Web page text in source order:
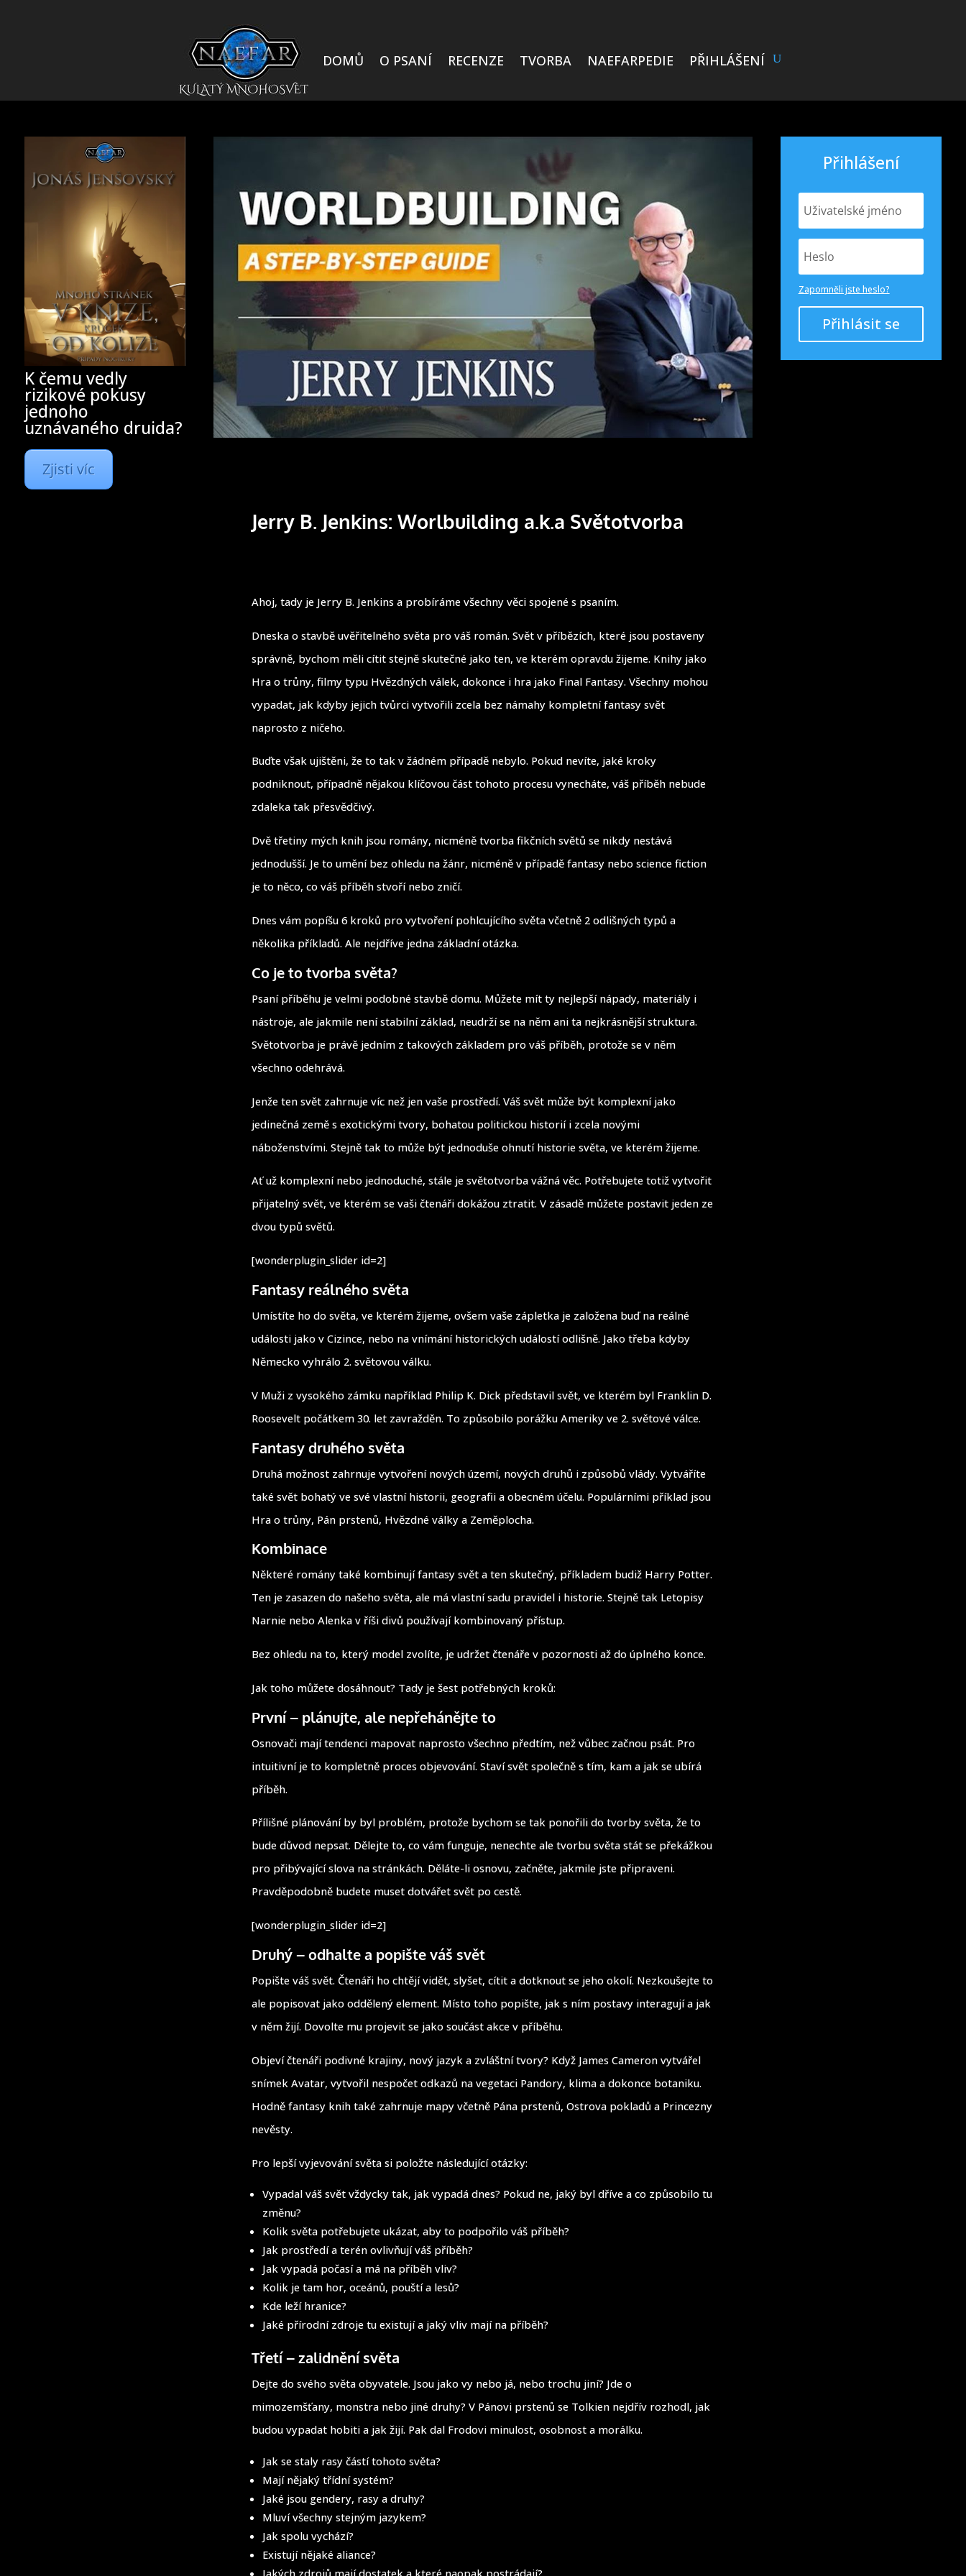
DOMŮ O PSANÍ RECENZE TVORBA NAEFARPEDIE PŘIHLÁŠENÍ
K čemu vedly
rizikové pokusy
jednoho
uznávaného druida?
Zjisti víc
Jerry B. Jenkins: Worlbuilding a.k.a Světotvorba
Ahoj, tady je Jerry B. Jenkins a probíráme všechny věci spojené s psaním.
Dneska o stavbě uvěřitelného světa pro váš román. Svět v příbězích, které jsou postaveny
správně, bychom měli cítit stejně skutečné jako ten, ve kterém opravdu žijeme. Knihy jako
Hra o trůny, filmy typu Hvězdných válek, dokonce i hra jako Final Fantasy. Všechny mohou
vypadat, jak kdyby jejich tvůrci vytvořili zcela bez námahy kompletní fantasy svět
naprosto z ničeho.
Buďte však ujištěni, že to tak v žádném případě nebylo. Pokud nevíte, jaké kroky
podniknout, případně nějakou klíčovou část tohoto procesu vynecháte, váš příběh nebude
zdaleka tak přesvědčivý.
Dvě třetiny mých knih jsou romány, nicméně tvorba fikčních světů se nikdy nestává
jednodušší. Je to umění bez ohledu na žánr, nicméně v případě fantasy nebo science fiction
je to něco, co váš příběh stvoří nebo zničí.
Dnes vám popíšu 6 kroků pro vytvoření pohlcujícího světa včetně 2 odlišných typů a
několika příkladů. Ale nejdříve jedna základní otázka.
Co je to tvorba světa?
Psaní příběhu je velmi podobné stavbě domu. Můžete mít ty nejlepší nápady, materiály i
nástroje, ale jakmile není stabilní základ, neudrží se na něm ani ta nejkrásnější struktura.
Světotvorba je právě jedním z takových základem pro váš příběh, protože se v něm
všechno odehrává.
Jenže ten svět zahrnuje víc než jen vaše prostředí. Váš svět může být komplexní jako
jedinečná země s exotickými tvory, bohatou politickou historií i zcela novými
náboženstvími. Stejně tak to může být jednoduše ohnutí historie světa, ve kterém žijeme.
Ať už komplexní nebo jednoduché, stále je světotvorba vážná věc. Potřebujete totiž vytvořit
přijatelný svět, ve kterém se vaši čtenáři dokážou ztratit. V zásadě můžete postavit jeden ze
dvou typů světů.
[wonderplugin_slider id=2]
Fantasy reálného světa
Umístíte ho do světa, ve kterém žijeme, ovšem vaše zápletka je založena buď na reálné
události jako v Cizince, nebo na vnímání historických událostí odlišně. Jako třeba kdyby
Německo vyhrálo 2. světovou válku.
V Muži z vysokého zámku například Philip K. Dick představil svět, ve kterém byl Franklin D.
Roosevelt počátkem 30. let zavražděn. To způsobilo porážku Ameriky ve 2. světové válce.
Fantasy druhého světa
Druhá možnost zahrnuje vytvoření nových území, nových druhů i způsobů vlády. Vytváříte
také svět bohatý ve své vlastní historii, geografii a obecném účelu. Populárními příklad jsou
Hra o trůny, Pán prstenů, Hvězdné války a Zeměplocha.
Kombinace
Některé romány také kombinují fantasy svět a ten skutečný, příkladem budiž Harry Potter.
Ten je zasazen do našeho světa, ale má vlastní sadu pravidel i historie. Stejně tak Letopisy
Narnie nebo Alenka v říši divů používají kombinovaný přístup.
Bez ohledu na to, který model zvolíte, je udržet čtenáře v pozornosti až do úplného konce.
Jak toho můžete dosáhnout? Tady je šest potřebných kroků:
První – plánujte, ale nepřehánějte to
Osnovači mají tendenci mapovat naprosto všechno předtím, než vůbec začnou psát. Pro
intuitivní je to kompletně proces objevování. Staví svět společně s tím, kam a jak se ubírá
příběh.
Přílišné plánování by byl problém, protože bychom se tak ponořili do tvorby světa, že to
bude důvod nepsat. Dělejte to, co vám funguje, nenechte ale tvorbu světa stát se překážkou
pro přibývající slova na stránkách. Děláte-li osnovu, začněte, jakmile jste připraveni.
Pravděpodobně budete muset dotvářet svět po cestě.
[wonderplugin_slider id=2]
Druhý – odhalte a popište váš svět
Popište váš svět. Čtenáři ho chtějí vidět, slyšet, cítit a dotknout se jeho okolí. Nezkoušejte to
ale popisovat jako oddělený element. Místo toho popište, jak s ním postavy interagují a jak
v něm žijí. Dovolte mu projevit se jako součást akce v příběhu.
Objeví čtenáři podivné krajiny, nový jazyk a zvláštní tvory? Když James Cameron vytvářel
snímek Avatar, vytvořil nespočet odkazů na vegetaci Pandory, klima a dokonce botaniku.
Hodně fantasy knih také zahrnuje mapy včetně Pána prstenů, Ostrova pokladů a Princezny
nevěsty.
Pro lepší vyjevování světa si položte následující otázky:
Vypadal váš svět vždycky tak, jak vypadá dnes? Pokud ne, jaký byl dříve a co způsobilo tu
změnu?
Kolik světa potřebujete ukázat, aby to podpořilo váš příběh?
Jak prostředí a terén ovlivňují váš příběh?
Jak vypadá počasí a má na příběh vliv?
Kolik je tam hor, oceánů, pouští a lesů?
Kde leží hranice?
Jaké přírodní zdroje tu existují a jaký vliv mají na příběh?
Třetí – zalidnění světa
Dejte do svého světa obyvatele. Jsou jako vy nebo já, nebo trochu jiní? Jde o
mimozemšťany, monstra nebo jiné druhy? V Pánovi prstenů se Tolkien nejdřív rozhodl, jak
budou vypadat hobiti a jak žijí. Pak dal Frodovi minulost, osobnost a morálku.
Jak se staly rasy částí tohoto světa?
Mají nějaký třídní systém?
Jaké jsou gendery, rasy a druhy?
Mluví všechny stejným jazykem?
Jak spolu vychází?
Existují nějaké aliance?
Přihlášení
Zapomněli jste heslo?
Přihlásit se